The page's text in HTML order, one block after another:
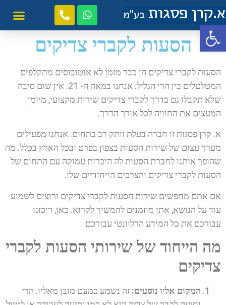
פתח סרגל נגישות
הסעות לקברי צדיקים
הסעות לקברי צדיקים הן כבר מזמן לא אוטובוסים מתקלפים
המטלטלים בין הרי הגליל. אנחנו במאה ה- 21. אין שום סיבה
שלא תקבלו גם בדרך לקברי צדיקים שירות מקצועי, מיומן
המעצים את החוויה לכל אורך הדרך.
א. קרן פסגות זו חברה בעלת וותק רב בתחום. אנחנו מפעילים
מערך עצום של שירות הסעות בצפון בפרט ובכל הארץ בכלל. מה
שהופך אותנו לחברת הסעות לה היכרות עמוקה עם התחום של
הסעות לקברי צדיקים והצרכים הייחודיים שלו.
אם אתם מחפשים שירות הסעות לקברי צדיקים ורוצים לשמוע
עוד על הנושא, אתן מוזמנים להמשיך לקרוא. כאן, ריכזנו
עבורכם את כל המידע הרלוונטי עבורכם.
מה הייחוד של שירותי הסעות לקברי
צדיקים
המקום אליו נוסעים: זה נשמע כמעט מובן מאליו. הרי